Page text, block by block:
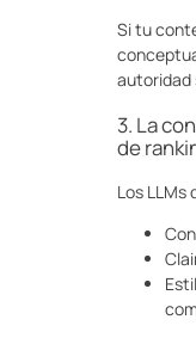
Si tu
autoridad
3. La
de
Los